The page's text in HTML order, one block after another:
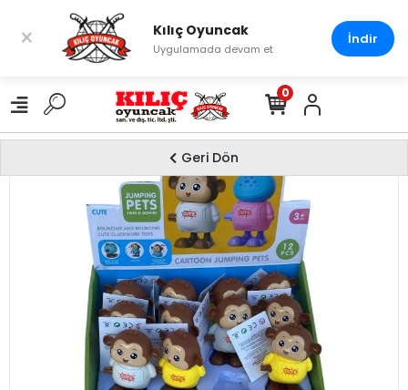
0
Geri Dön
× Kılıç Oyuncak
Uygulamada devam et
İndir